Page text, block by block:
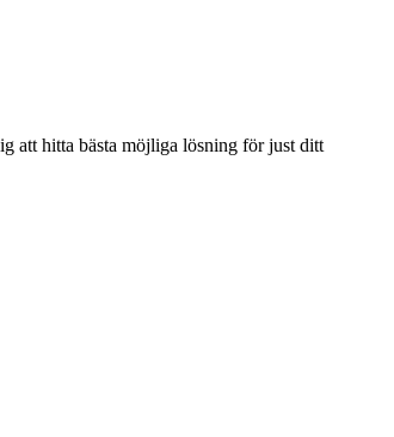
att hitta bästa möjliga lösning för just ditt